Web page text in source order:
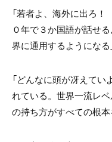
「若者よ、海外に出ろ
０年で３か国語が話せ
界に通用するようになる
「どんなに頭が冴えて
れている。世界一流レ
の持ち方がすべての根本